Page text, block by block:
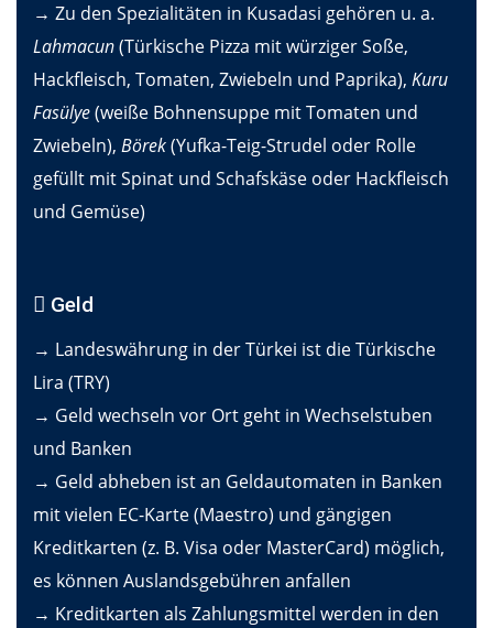
→ Zu den Spezialitäten in Kusadasi gehören u. a.
Lahmacun(Türkische Pizza mit würziger Soße,
Hackfleisch, Tomaten, Zwiebeln und Paprika), Kuru
Fasülye(weiße Bohnensuppe mit Tomaten und
Zwiebeln), Börek(Yufka-Teig-Strudel oder Rolle
gefüllt mit Spinat und Schafskäse oder Hackfleisch
und Gemüse)
Geld
→ Landeswährung in der Türkei ist die Türkische
Lira (TRY)
→ Geld wechseln vor Ort geht in Wechselstuben
und Banken
→ Geld abheben ist an Geldautomaten in Banken
mit vielen EC-Karte (Maestro) und gängigen
Kreditkarten (z. B. Visa oder MasterCard) möglich,
es können Auslandsgebühren anfallen
→ Kreditkarten als Zahlungsmittel werden in den